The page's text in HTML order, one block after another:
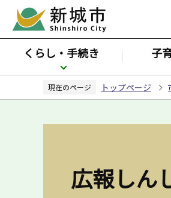
ペ
ジ
先
くらし・手続き 子
現在のページ トップページ
広報しん